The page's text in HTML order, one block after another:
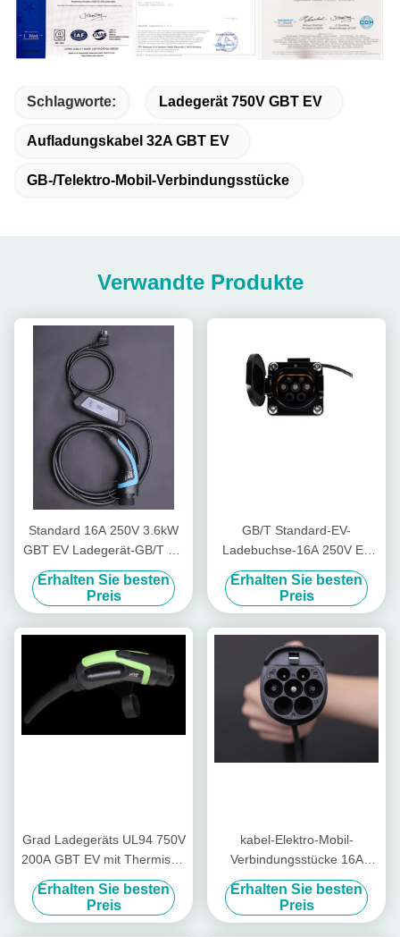
Schlagworte: Ladegerät 750V GBT EV
Aufladungskabel 32A GBT EV
GB-/Telektro-Mobil-Verbindungsstücke
Verwandte Produkte
Standard 16A 250V 3.6kW
GBT EV Ladegerät-GB/T mit
Grundschutz
Erhalten Sie besten
Preis
GB/T Standard-EV-
Ladebuchse-16A 250V EV
Aufladungsverbindungsstück-
Erhalten Sie besten
Preis
Grad Ladegeräts UL94 750V
200A GBT EV mit Thermistor
PT1000
Erhalten Sie besten
Preis
kabel-Elektro-Mobil-
Verbindungsstücke 16A
250V 1Phase GBT
Aufladungs
Erhalten Sie besten
Preis